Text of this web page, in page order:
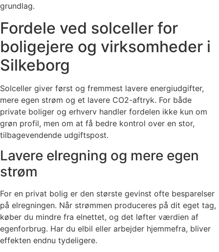
grundlag.
Fordele ved solceller for
boligejere og virksomheder i
Silkeborg
Solceller giver først og fremmest lavere energiudgifter,
mere egen strøm og et lavere CO2-aftryk. For både
private boliger og erhverv handler fordelen ikke kun om
grøn profil, men om at få bedre kontrol over en stor,
tilbagevendende udgiftspost.
Lavere elregning og mere egen
strøm
For en privat bolig er den største gevinst ofte besparelser
på elregningen. Når strømmen produceres på dit eget tag,
køber du mindre fra elnettet, og det løfter værdien af
egenforbrug. Har du elbil eller arbejder hjemmefra, bliver
effekten endnu tydeligere.